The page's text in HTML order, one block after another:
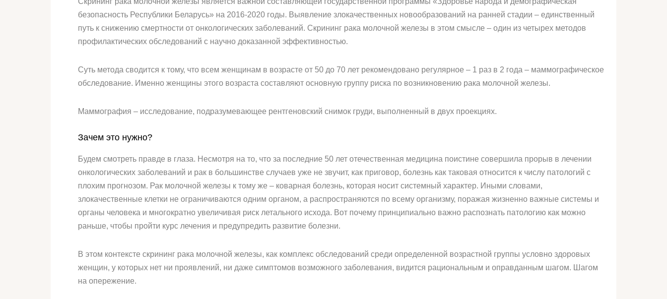
безопасность Республики Беларусь» на 2016-2020 годы. Выявление злокачественных новообразований на ранней стадии – единственный
путь к снижению смертности от онкологических заболеваний. Скрининг рака молочной железы в этом смысле – один из четырех методов
профилактических обследований с научно доказанной эффективностью.
Суть метода сводится к тому, что всем женщинам в возрасте от 50 до 70 лет рекомендовано регулярное – 1 раз в 2 года – маммографическое
обследование. Именно женщины этого возраста составляют основную группу риска по возникновению рака молочной железы.
Маммография – исследование, подразумевающее рентгеновский снимок груди, выполненный в двух проекциях.
Зачем это нужно?
Будем смотреть правде в глаза. Несмотря на то, что за последние 50 лет отечественная медицина поистине совершила прорыв в лечении
онкологических заболеваний и рак в большинстве случаев уже не звучит, как приговор, болезнь как таковая относится к числу патологий с
плохим прогнозом. Рак молочной железы к тому же – коварная болезнь, которая носит системный характер. Иными словами,
злокачественные клетки не ограничиваются одним органом, а распространяются по всему организму, поражая жизненно важные системы и
органы человека и многократно увеличивая риск летального исхода. Вот почему принципиально важно распознать патологию как можно
раньше, чтобы пройти курс лечения и предупредить развитие болезни.
В этом контексте скрининг рака молочной железы, как комплекс обследований среди определенной возрастной группы условно здоровых
женщин, у которых нет ни проявлений, ни даже симптомов возможного заболевания, видится рациональным и оправданным шагом. Шагом
на опережение.